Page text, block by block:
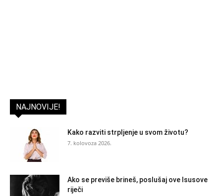
NAJNOVIJE!
Kako razviti strpljenje u svom životu?
7. kolovoza 2026.
Ako se previše brineš, poslušaj ove Isusove
riječi